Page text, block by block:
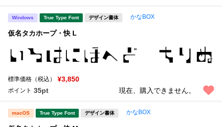
Windows True Type Font デザイン書体 かなBOX
仮名タカホープ・快 L
標準価格（税込） ¥3,850
ポイント 35pt 現在、購入できません。
macOS True Type Font デザイン書体 かなBOX